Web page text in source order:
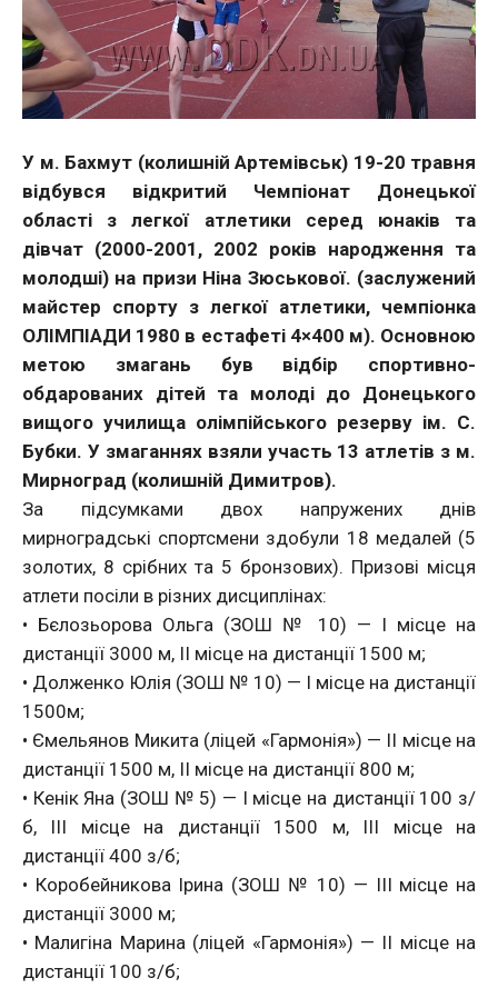
У м. Бахмут (колишній Артемівськ) 19-20 травня
відбувся відкритий Чемпіонат Донецької
області з легкої атлетики серед юнаків та
дівчат (2000-2001, 2002 років народження та
молодші) на призи Ніна Зюськової. (заслужений
майстер спорту з легкої атлетики, чемпіонка
ОЛІМПІАДИ 1980 в естафеті 4×400 м). Основною
метою змагань був відбір спортивно-
обдарованих дітей та молоді до Донецького
вищого училища олімпійського резерву ім. С.
Бубки. У змаганнях взяли участь 13 атлетів з м.
Мирноград (колишній Димитров).
За підсумками двох напружених днів
мирноградські спортсмени здобули 18 медалей (5
золотих, 8 срібних та 5 бронзових). Призові місця
атлети посіли в різних дисциплінах:
• Бєлозьорова Ольга (ЗОШ № 10) — I місце на
дистанції 3000 м, II місце на дистанції 1500 м;
• Долженко Юлія (ЗОШ № 10) — I місце на дистанції
1500м;
• Ємельянов Микита (ліцей «Гармонія») — II місце на
дистанції 1500 м, II місце на дистанції 800 м;
• Кенік Яна (ЗОШ № 5) — I місце на дистанції 100 з/
б, III місце на дистанції 1500 м, III місце на
дистанції 400 з/б;
• Коробейникова Ірина (ЗОШ № 10) — III місце на
дистанції 3000 м;
• Малигіна Марина (ліцей «Гармонія») — II місце на
дистанції 100 з/б;